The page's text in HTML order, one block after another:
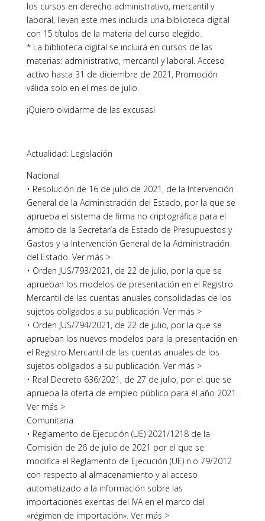
los cursos en derecho administrativo, mercantil y
laboral, llevan este mes incluida una biblioteca digital
con 15 títulos de la materia del curso elegido.
* La biblioteca digital se incluirá en cursos de las
materias: administrativo, mercantil y laboral. Acceso
activo hasta 31 de diciembre de 2021, Promoción
válida solo en el mes de julio.
¡Quiero olvidarme de las excusas!
Actualidad: Legislación
Nacional
• Resolución de 16 de julio de 2021, de la Intervención
General de la Administración del Estado, por la que se
aprueba el sistema de firma no criptográfica para el
ámbito de la Secretaría de Estado de Presupuestos y
Gastos y la Intervención General de la Administración
del Estado. Ver más >
• Orden JUS/793/2021, de 22 de julio, por la que se
aprueban los modelos de presentación en el Registro
Mercantil de las cuentas anuales consolidadas de los
sujetos obligados a su publicación. Ver más >
• Orden JUS/794/2021, de 22 de julio, por la que se
aprueban los nuevos modelos para la presentación en
el Registro Mercantil de las cuentas anuales de los
sujetos obligados a su publicación. Ver más >
• Real Decreto 636/2021, de 27 de julio, por el que se
aprueba la oferta de empleo público para el año 2021.
Ver más >
Comunitaria
• Reglamento de Ejecución (UE) 2021/1218 de la
Comisión de 26 de julio de 2021 por el que se
modifica el Reglamento de Ejecución (UE) n.o 79/2012
con respecto al almacenamiento y al acceso
automatizado a la información sobre las
importaciones exentas del IVA en el marco del
«régimen de importación». Ver más >